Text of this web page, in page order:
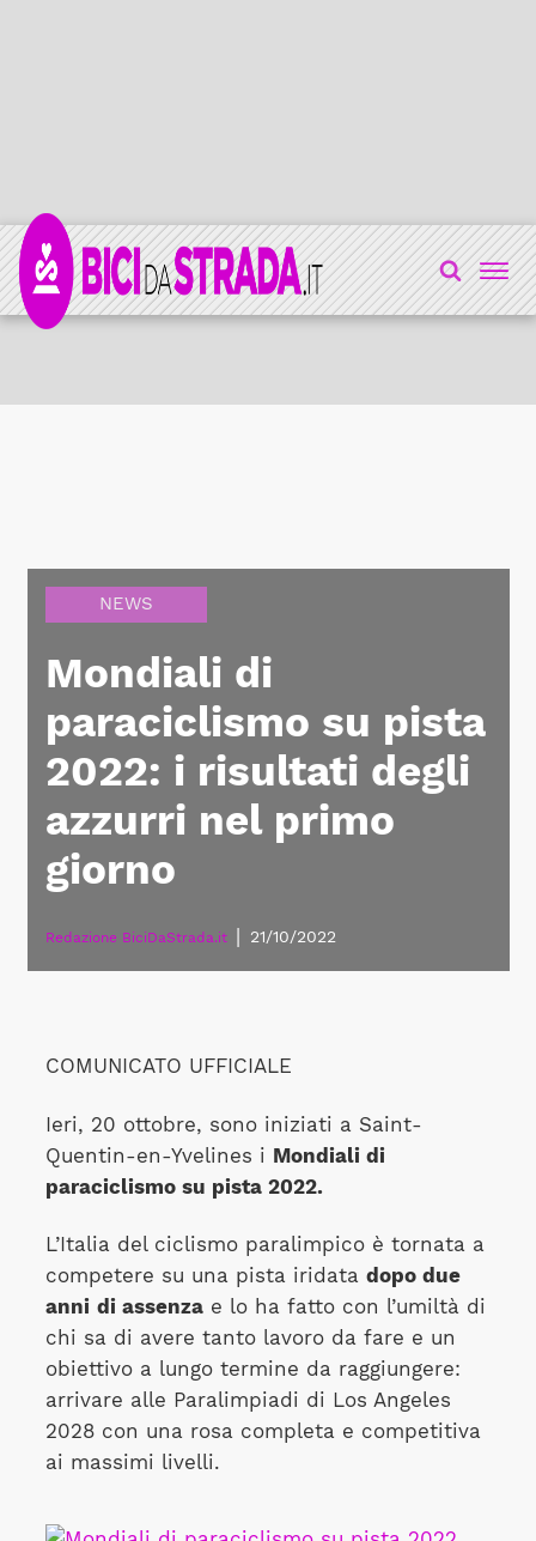
NEWS
Mondiali di
paraciclismo su pista
2022: i risultati degli
azzurri nel primo
giorno
Redazione BiciDaStrada.it 21/10/2022
COMUNICATO UFFICIALE
Ieri, 20 ottobre, sono iniziati a Saint-
Quentin-en-Yvelines i Mondiali di
paraciclismo su pista 2022.
L’Italia del ciclismo paralimpico è tornata a
competere su una pista iridata dopo due
anni di assenzae lo ha fatto con l’umiltà di
chi sa di avere tanto lavoro da fare e un
obiettivo a lungo termine da raggiungere:
arrivare alle Paralimpiadi di Los Angeles
2028 con una rosa completa e competitiva
ai massimi livelli.